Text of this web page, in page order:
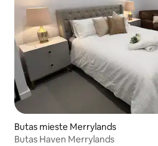
Butas mieste Merrylands
Butas Haven Merrylands